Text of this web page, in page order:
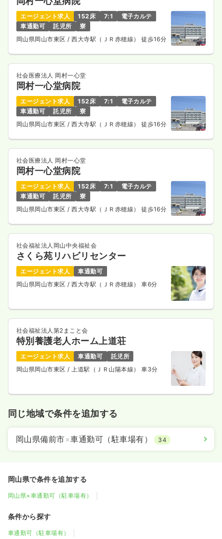
エージェント求人 152床 7:1
電子カルテ
車通勤可
託児所
寮
岡山県岡山市東区/ 西大寺駅（ＪＲ赤穂線） 徒歩16分
社会医療法人 岡村一心堂
岡村一心堂病院
エージェント求人 152床 7:1
電子カルテ
車通勤可
託児所
寮
岡山県岡山市東区/ 西大寺駅（ＪＲ赤穂線） 徒歩16分
社会医療法人 岡村一心堂
岡村一心堂病院
エージェント求人 152床 7:1
電子カルテ
車通勤可
託児所
寮
岡山県岡山市東区/ 西大寺駅（ＪＲ赤穂線） 徒歩16分
社会福祉法人岡山中央福祉会
さくら苑リハビリセンター
エージェント求人
車通勤可
岡山県岡山市東区 / 西大寺駅（ＪＲ赤穂線） 車6分
社会福祉法人第2まこと会
特別養護老人ホーム上道荘
エージェント求人 車通勤可
託児所
岡山県岡山市東区 / 上道駅（ＪＲ山陽本線） 車3分
同じ地域で条件を追加する
岡山県備前市×車通勤可（駐車場有） 34
岡山県で条件を追加する
岡山県×車通勤可（駐車場有）
条件から探す
車通勤可（駐車場有）